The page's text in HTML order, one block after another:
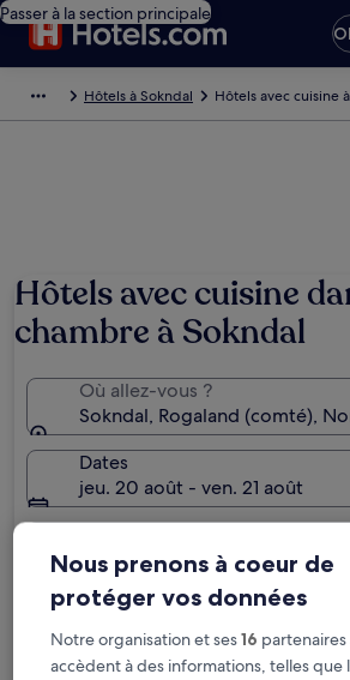
Passer à la section principale
Hôtels à Sokndal Hôtels avec cuisine
Hôtels avec cuisine
chambre à Sokndal
Où allez-vous ?
Sokndal, Rogaland (comté),
Dates
jeu. 20 août - ven. 21 août
2 personnes, 1 chambre
Je voyage pour affaires
Rechercher
Nous prenons à coeur de
protéger vos données
Notre organisation et ses16
accèdent à des informations, telles que